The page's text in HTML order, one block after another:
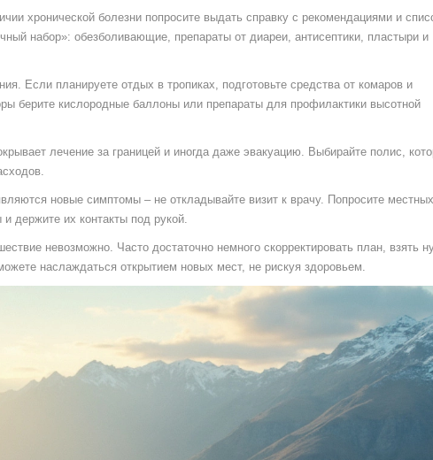
хронической болезни попросите выдать справку с рекомендациями и
набор»: обезболивающие, препараты от диареи, антисептики, пластыри и
Если планируете отдых в тропиках, подготовьте средства от комаров и
берите кислородные баллоны или препараты для профилактики высотной
лечение за границей и иногда даже эвакуацию. Выбирайте полис,
новые симптомы – не откладывайте визит к врачу. Попросите местных
держите их контакты под рукой.
невозможно. Часто достаточно немного скорректировать план, взять
наслаждаться открытием новых мест, не рискуя здоровьем.